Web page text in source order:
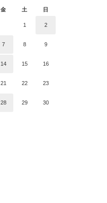
金 土 日
1 2
7 8 9
14 15 16
21 22 23
28 29 30